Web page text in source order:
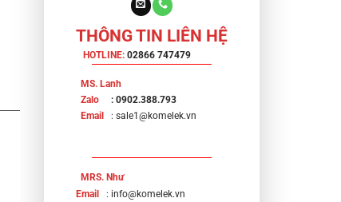
THÔNG TIN LIÊN HỆ
HOTLINE: 02866 747479
MS. Lanh
Zalo
: 0902.388.793
Email
: sale1@komelek.vn
MRS. Như
Email
: info@komelek.vn